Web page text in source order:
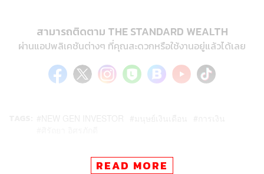
สามารถติดตาม THE STANDARD WEALTH
ผ่านแอปพลิเคชันต่างๆ ที่คุณสะดวกหรือใช้งานอยู่แล้วได้เลย
READ MORE